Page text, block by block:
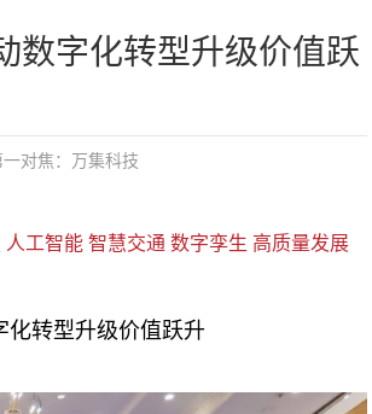
数字化转型升级价值跃
对焦： 万集科技
人工智能 智慧交通 数字孪生 高质量发展
转型升级价值跃升